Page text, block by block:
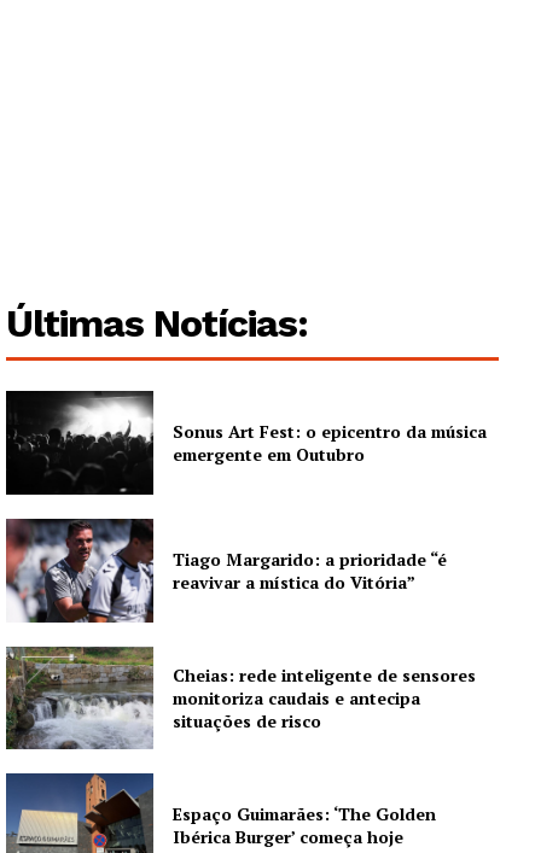
Institucional
Edição Digital
Europa
Grande Entrevista
Publicidade
Quero ser Assinante
Últimas Notícias:
Sonus Art Fest: o epicentro da música
emergente em Outubro
Tiago Margarido: a prioridade “é
reavivar a mística do Vitória”
Cheias: rede inteligente de sensores
monitoriza caudais e antecipa
situações de risco
Espaço Guimarães: ‘The Golden
Ibérica Burger’ começa hoje